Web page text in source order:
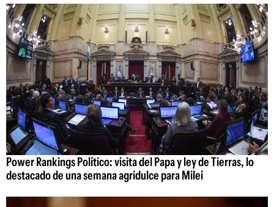
Power Rankings Político: visita del Papa y ley de Tierras, lo
destacado de una semana agridulce para Milei